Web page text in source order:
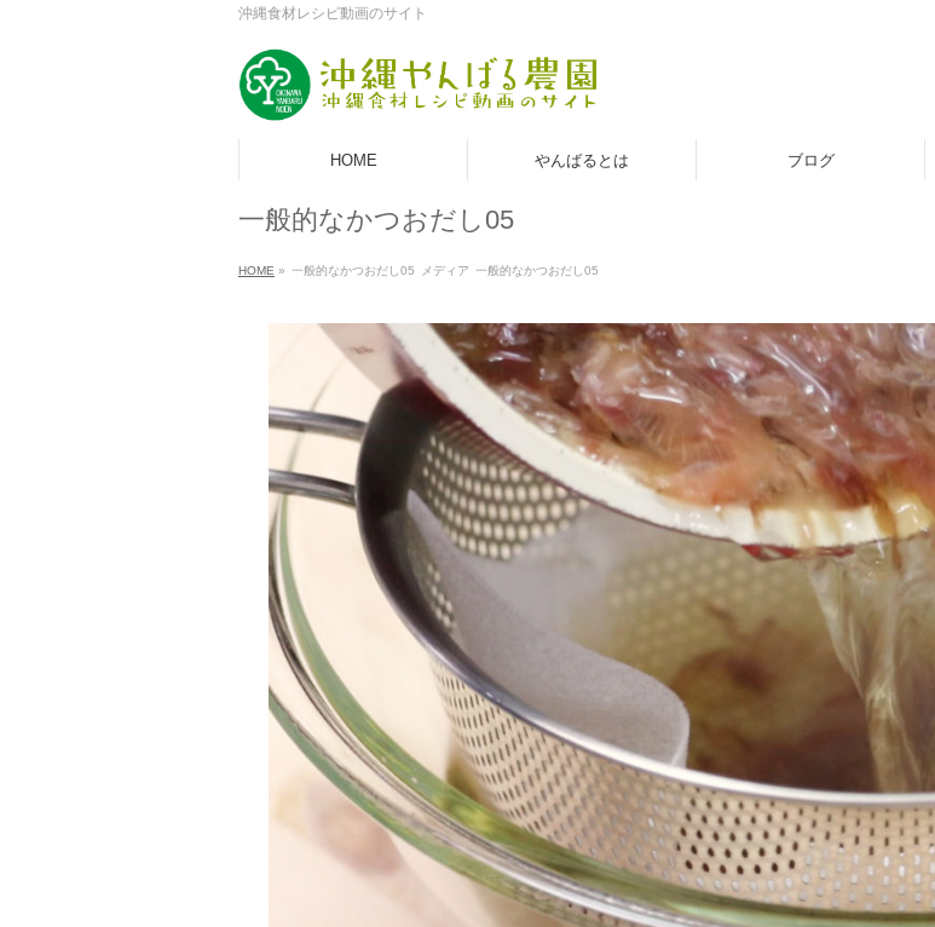
沖縄食材レシピ動画のサイト
HOME やんばるとは ブログ
一般的なかつおだし05
HOME » 一般的なかつおだし05 メディア 一般的なかつおだし05